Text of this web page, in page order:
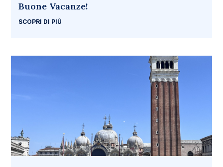
Buone Vacanze!
SCOPRI DI PIÙ